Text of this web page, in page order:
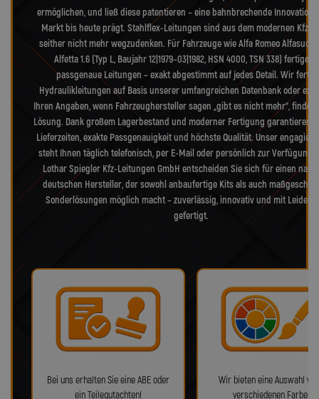
ermöglichen, und ließ diese patentieren – eine bahnbrechende Innovation,
Markt bis heute prägt. Stahlflex-Leitungen sind aus dem modernen Kfz-
seither nicht mehr wegzudenken. Für Fahrzeuge wie Alfa Romeo Alfasud
Alfetta 1.6 (Typ L, Baujahr 12|1979–03|1982, HSN 4000, TSN 338) fertigen
passgenaue Leitungen – exakt abgestimmt auf jedes Detail. Wir
Hydraulikleitungen auf Basis unserer umfangreichen Datenbank oder
Ihren Angaben, wenn Fahrzeughersteller sagen „gibt es nicht mehr“,
Lösung. Dank großem Lagerbestand und moderner Fertigung garantieren
Lieferzeiten, exakte Passgenauigkeit und höchste Qualität. Unser
steht Ihnen täglich telefonisch, per E-Mail oder persönlich zur Verfügung.
Lothar Spiegler Kfz-Leitungen GmbH entscheiden Sie sich für einen
deutschen Hersteller, der sowohl anbaufertige Kits als auch
Sonderlösungen möglich macht – zuverlässig, innovativ und mit
gefertigt.
Bei uns erhalten Sie eine ABE oder
ein Teilegutachten!
Wir bieten eine Auswahl
verschiedenen Farben!